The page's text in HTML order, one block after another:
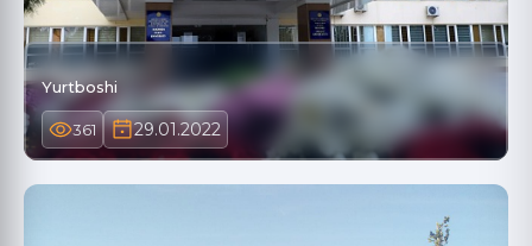
Yurtboshi
361 29.01.2022